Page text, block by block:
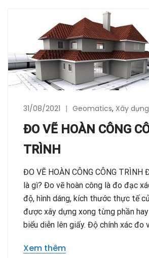
31/08/2021 Geomatics, Xây dựng
ĐO VẼ HOÀN CÔNG
TRÌNH
ĐO VẼ HOÀN CÔNG CÔNG TRÌNH
là gì? Đo vẽ hoàn công là đo đạc
độ, hình dáng, kích thước thực tế
được xây dựng xong từng phần
biểu diễn lên giấy. Độ chính xác đo
Xem thêm